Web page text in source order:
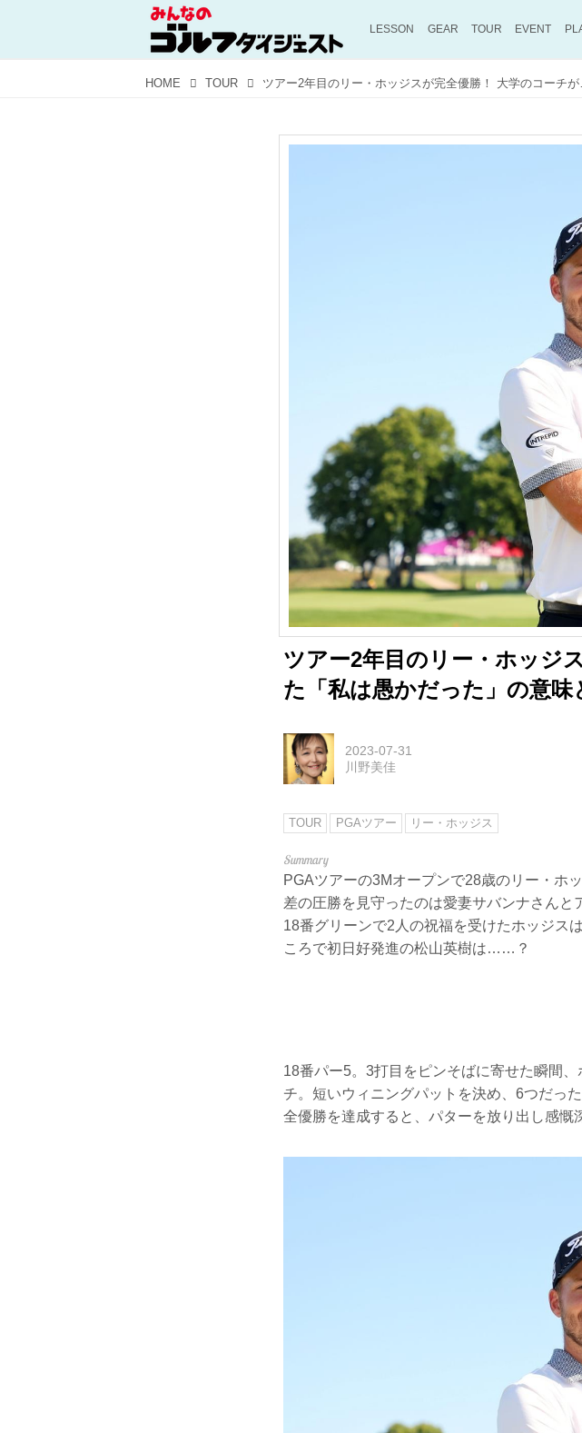
LESSON GEAR TOUR EVENT
HOME TOUR ツアー2年目
ツアー2年目のリー・ホッジ
た「私は愚かだった」の意味
2023-07-31
川野美佳
TOUR PGAツアー リー・ホッジス
PGAツアーの3Mオープンで28歳のリー・ホ
差の圧勝を見守ったのは愛妻サバンナさんと
18番グリーンで2人の祝福を受けたホッジス
ころで初日好発進の松山英樹は……？
18番パー5。3打目をピンそばに寄せた瞬間
チ。短いウィニングパットを決め、6つだっ
全優勝を達成すると、パターを放り出し感慨